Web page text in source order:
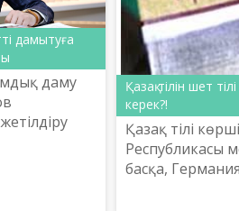
дамытуға
даму
Қазақ тілін шет
керек?!
Қазақ тілі
Республикасы
басқа,